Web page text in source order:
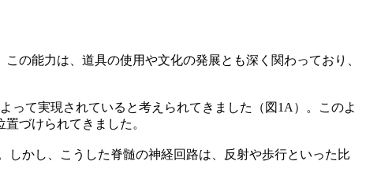
の能力は、道具の使用や文化の発展とも深く関わっており、
て実現されていると考えられてきました（図1A）。このよ
づけられてきました。
かし、こうした脊髄の神経回路は、反射や歩行といった比